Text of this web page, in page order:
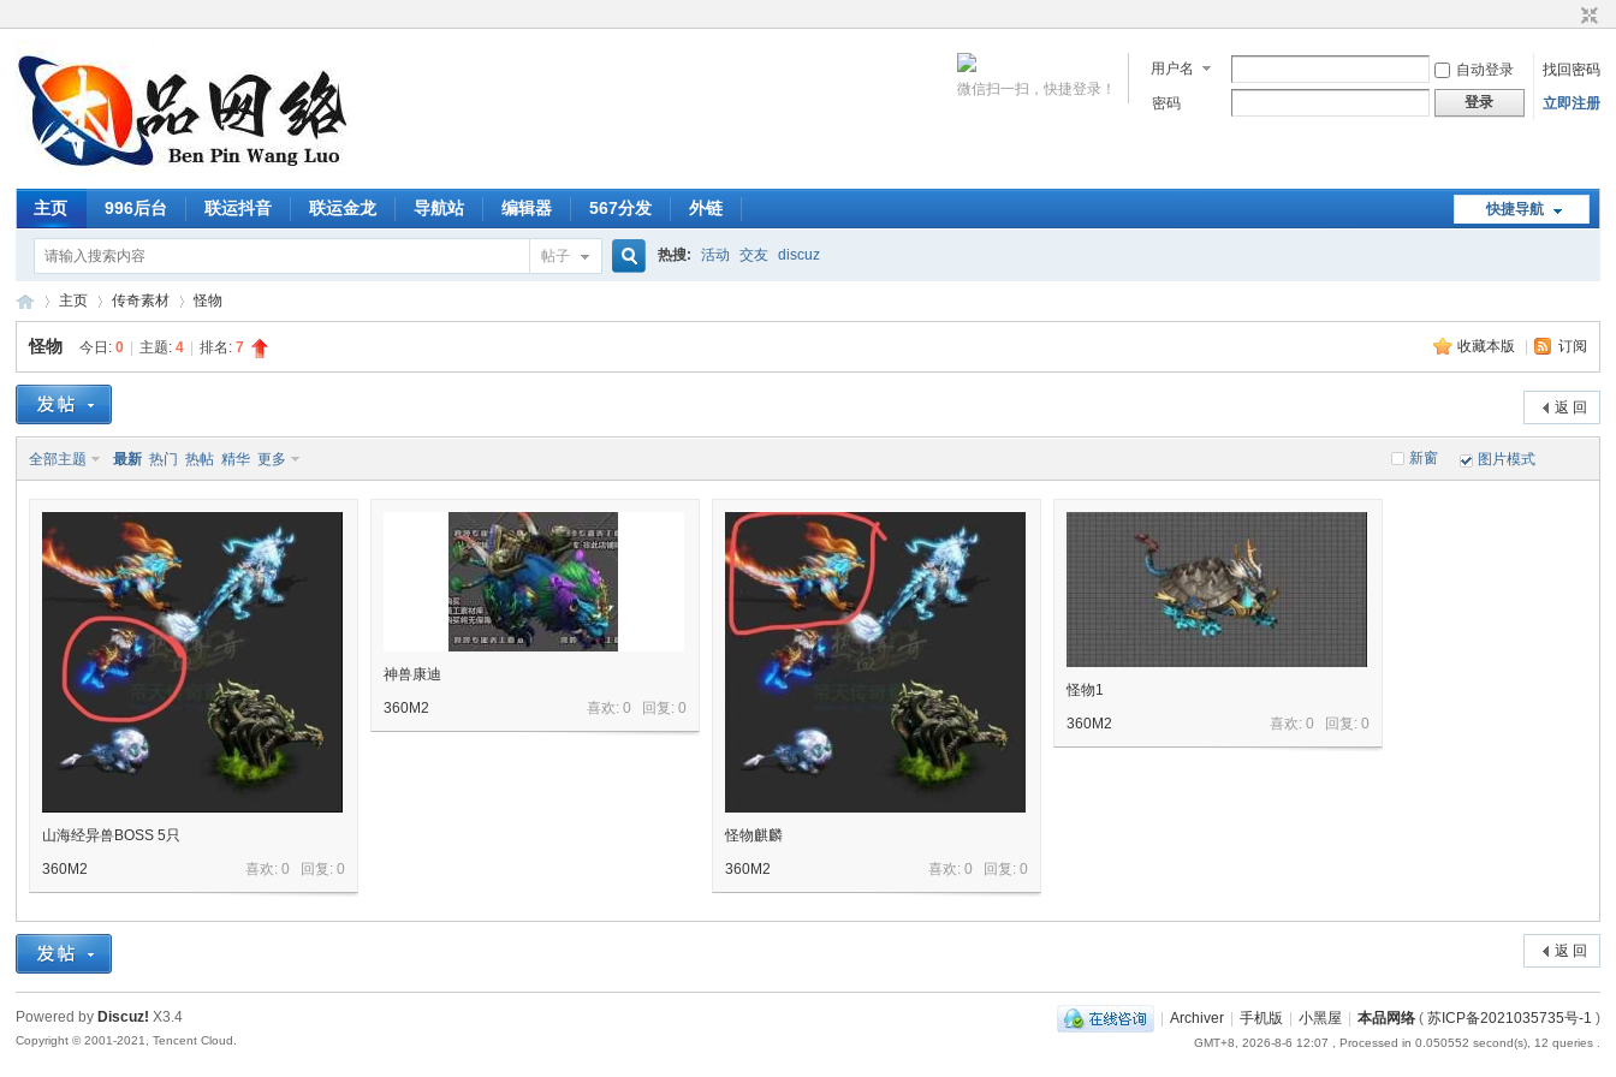
用户名 自动登录
找回密码
密码
登录 立即注册
微信扫一扫，快捷登录！
快捷导航
主页 996后台 联运抖音 联运金龙 导航站 编辑器 567分发 外链
帖子 热搜: 活动 交友 discuz
»
主页
›
传奇素材 怪物
收藏本版 订阅
怪物 今日:0 主题:4 排名:7
返 回
新窗
全部主题 最新 热门 热帖 精华 更多 图片模式
山海经异兽BOSS 5只
喜欢: 0 回复:0
360M2
神兽康迪
喜欢: 0 回复:0
360M2
怪物麒麟
喜欢: 0 回复:0
360M2
怪物1
喜欢: 0 回复:0
360M2
返 回
| Archiver | 手机版 | 小黑屋 | 本品网络( 苏ICP备2021035735号-1 )
GMT+8, 2026-8-6 12:07 , Processed in 0.050552 second(s), 12 queries .
Powered by Discuz! X3.4
Copyright © 2001-2021, Tencent Cloud.